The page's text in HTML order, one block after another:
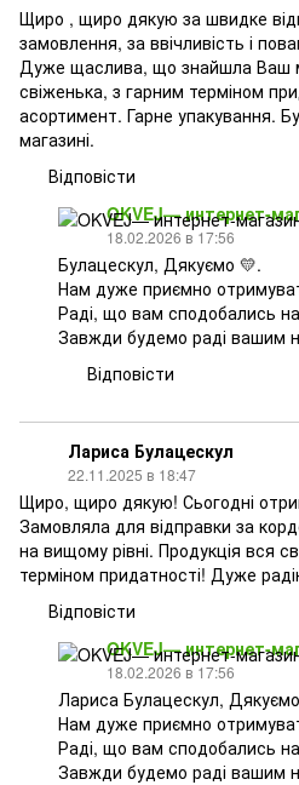
Щиро , щиро дякую за швидке
замовлення, за ввічливість і
Дуже щаслива, що знайшла Ваш
свіженька, з гарним терміном
асортимент. Гарне упакування.
магазині.
Відповісти
OKVEJ— интернет-
18.02.2026 в 17:56
Булацескул, Дякуємо 💛.
Нам дуже приємно
Раді, що вам сподобались
Завжди будемо раді вашим
Відповісти
Лариса Булацескул
22.11.2025 в 18:47
Щиро, щиро дякую! Сьогодні
Замовляла для відправки за
на вищому рівні. Продукція вся
терміном придатності! Дуже
Відповісти
OKVEJ— интернет-
18.02.2026 в 17:56
Лариса Булацескул,
Нам дуже приємно
Раді, що вам сподобались
Завжди будемо раді вашим